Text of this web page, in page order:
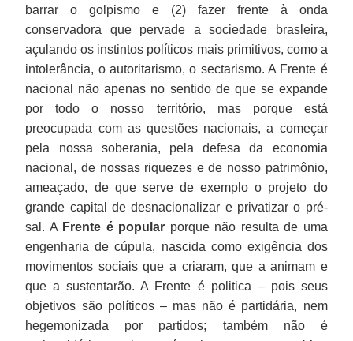
barrar o golpismo e (2) fazer frente à onda
conservadora que pervade a sociedade brasleira,
açulando os instintos políticos mais primitivos, como a
intolerância, o autoritarismo, o sectarismo. A Frente é
nacional não apenas no sentido de que se expande
por todo o nosso território, mas porque está
preocupada com as questões nacionais, a começar
pela nossa soberania, pela defesa da economia
nacional, de nossas riquezes e de nosso patrimônio,
ameaçado, de que serve de exemplo o projeto do
grande capital de desnacionalizar e privatizar o pré-
sal. A Frente é popular porque não resulta de uma
engenharia de cúpula, nascida como exigência dos
movimentos sociais que a criaram, que a animam e
que a sustentarão. A Frente é politica – pois seus
objetivos são políticos – mas não é partidária, nem
hegemonizada por partidos; também não é